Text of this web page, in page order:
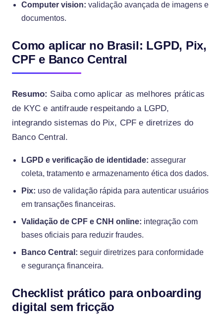
Computer vision: validação avançada de imagens e
documentos.
Como aplicar no Brasil: LGPD, Pix,
CPF e Banco Central
Resumo: Saiba como aplicar as melhores práticas
de KYC e antifraude respeitando a LGPD,
integrando sistemas do Pix, CPF e diretrizes do
Banco Central.
LGPD e verificação de identidade: assegurar
coleta, tratamento e armazenamento ética dos dados.
Pix: uso de validação rápida para autenticar usuários
em transações financeiras.
Validação de CPF e CNH online: integração com
bases oficiais para reduzir fraudes.
Banco Central: seguir diretrizes para conformidade
e segurança financeira.
Checklist prático para onboarding
digital sem fricção